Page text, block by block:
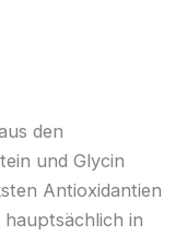
den
und Glycin
Antioxidantien
in